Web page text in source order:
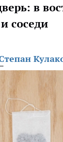
в
соседи